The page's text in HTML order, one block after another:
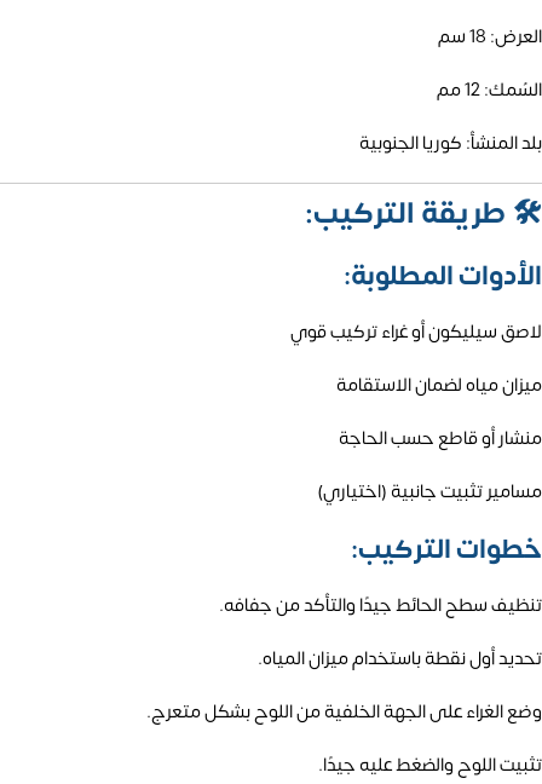
العرض: 18 سم
السُمك: 12 مم
بلد المنشأ: كوريا الجنوبية
🛠️ طريقة التركيب:
الأدوات المطلوبة:
لاصق سيليكون أو غراء تركيب قوي
ميزان مياه لضمان الاستقامة
منشار أو قاطع حسب الحاجة
مسامير تثبيت جانبية (اختياري)
خطوات التركيب:
تنظيف سطح الحائط جيدًا والتأكد من جفافه.
تحديد أول نقطة باستخدام ميزان المياه.
وضع الغراء على الجهة الخلفية من اللوح بشكل متعرج.
تثبيت اللوح والضغط عليه جيدًا.